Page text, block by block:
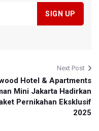
Next Post
Hotel & Apartments
Mini Jakarta Hadirkan
Pernikahan Eksklusif
2025